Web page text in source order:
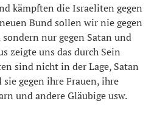
kämpften die Israeliten gegen
Bund sollen wir nie gegen
nur gegen Satan und
zeigte uns das durch Sein
sind nicht in der Lage, Satan
gegen ihre Frauen, ihre
und andere Gläubige usw.